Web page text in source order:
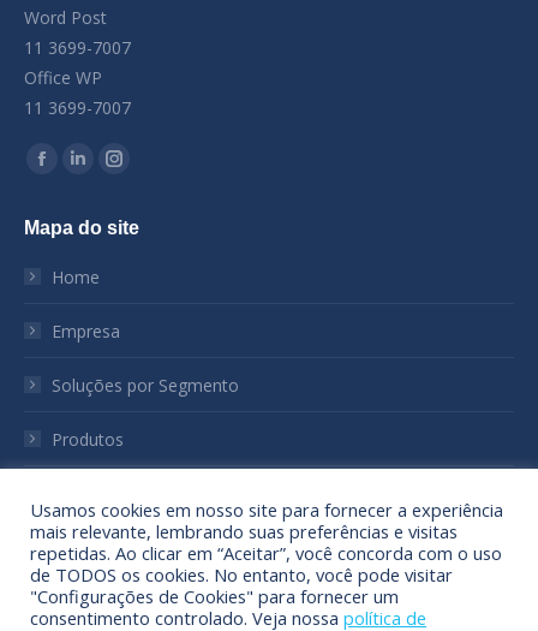
Word Post
11 3699-7007
Office WP
11 3699-7007
Encontre-nos em:
Facebook
opens
window
Linkedin
opens
window
Instagram
opens
window
Mapa do site
Home
Empresa
Soluções por Segmento
Produtos
Sustentabilidade
Contato
Usamos cookies em nosso site para fornecer a experiência
mais relevante, lembrando suas preferências e visitas
repetidas. Ao clicar em “Aceitar”, você concorda com o uso
de TODOS os cookies. No entanto, você pode visitar
"Configurações de Cookies" para fornecer um
consentimento controlado. Veja nossa política de